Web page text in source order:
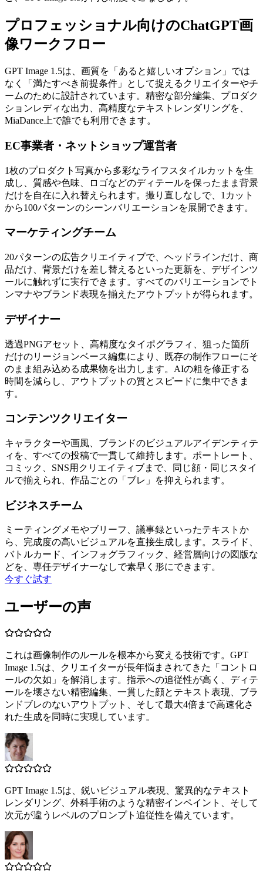
プロフェッショナル向けのChatGPT画
像ワークフロー
GPT Image 1.5は、画質を「あると嬉しいオプション」では
なく「満たすべき前提条件」として捉えるクリエイターやチ
ームのために設計されています。精密な部分編集、プロダク
ションレディな出力、高精度なテキストレンダリングを、
MiaDance上で誰でも利用できます。
EC事業者・ネットショップ運営者
1枚のプロダクト写真から多彩なライフスタイルカットを生
成し、質感や色味、ロゴなどのディテールを保ったまま背景
だけを自在に入れ替えられます。撮り直しなしで、1カット
から100パターンのシーンバリエーションを展開できます。
マーケティングチーム
20パターンの広告クリエイティブで、ヘッドラインだけ、商
品だけ、背景だけを差し替えるといった更新を、デザインツ
ールに触れずに実行できます。すべてのバリエーションでト
ンマナやブランド表現を揃えたアウトプットが得られます。
デザイナー
透過PNGアセット、高精度なタイポグラフィ、狙った箇所
だけのリージョンベース編集により、既存の制作フローにそ
のまま組み込める成果物を出力します。AIの粗を修正する
時間を減らし、アウトプットの質とスピードに集中できま
す。
コンテンツクリエイター
キャラクターや画風、ブランドのビジュアルアイデンティテ
ィを、すべての投稿で一貫して維持します。ポートレート、
コミック、SNS用クリエイティブまで、同じ顔・同じスタイ
ルで揃えられ、作品ごとの「ブレ」を抑えられます。
ビジネスチーム
ミーティングメモやブリーフ、議事録といったテキストか
ら、完成度の高いビジュアルを直接生成します。スライド、
バトルカード、インフォグラフィック、経営層向けの図版な
どを、専任デザイナーなしで素早く形にできます。
今すぐ試す
ユーザーの声
これは画像制作のルールを根本から変える技術です。GPT
Image 1.5は、クリエイターが長年悩まされてきた「コントロ
ールの欠如」を解消します。指示への追従性が高く、ディテ
ールを壊さない精密編集、一貫した顔とテキスト表現、ブラ
ンドブレのないアウトプット、そして最大4倍まで高速化さ
れた生成を同時に実現しています。
GPT Image 1.5は、鋭いビジュアル表現、驚異的なテキスト
レンダリング、外科手術のような精密インペイント、そして
次元が違うレベルのプロンプト追従性を備えています。